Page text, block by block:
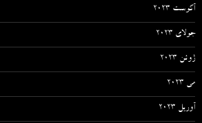
آگوست 2023
جولای 2023
ژوئن 2023
می 2023
آوریل 2023